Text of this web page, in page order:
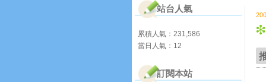
站台人氣
累積人氣： 231,586
當日人氣： 12
訂閱本站